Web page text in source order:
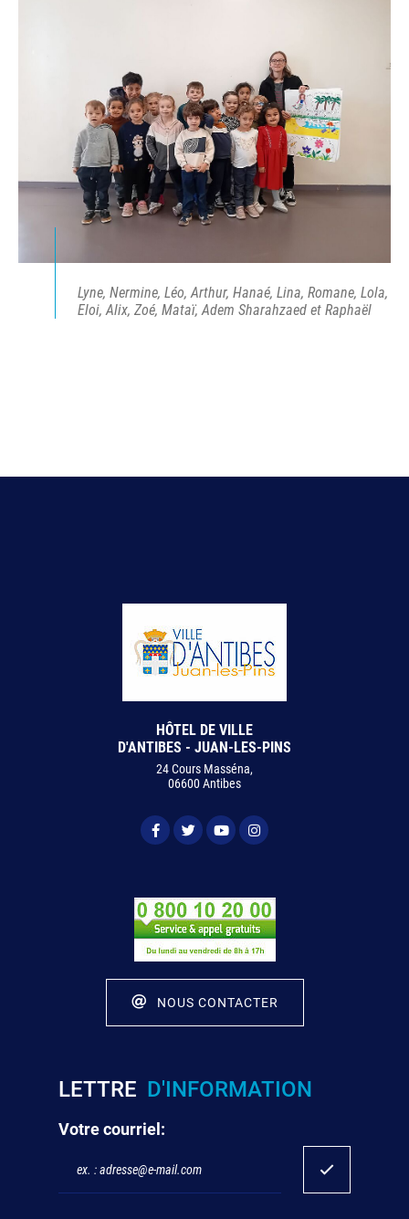
Lyne, Nermine, Léo, Arthur, Hanaé, Lina, Romane, Lola,
Eloi, Alix, Zoé, Mataï, Adem Sharahzaed et Raphaël
HÔTEL DE VILLE
D'ANTIBES - JUAN-LES-PINS
24 Cours Masséna,
06600 Antibes
NOUS CONTACTER
LETTRE D'INFORMATION
Votre courriel: